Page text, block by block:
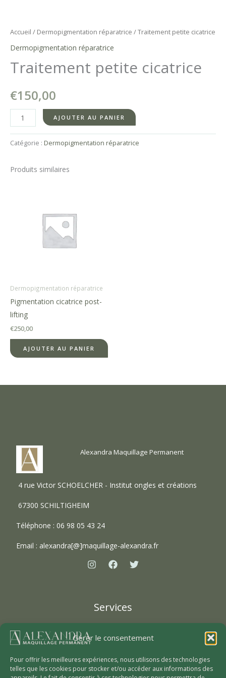
Gérer le consentement
Pour offrir les meilleures expériences, nous utilisons des technologies
telles que les cookies pour stocker et/ou accéder aux informations des
Accueil / Dermopigmentation réparatrice / Traitement petite cicatrice
Dermopigmentation réparatrice
Traitement petite cicatrice
€150,00
quantité
de
Traitement
cicatrice
AJOUTER AU PANIER
Catégorie : Dermopigmentation réparatrice
Produits similaires
Dermopigmentation réparatrice
Pigmentation cicatrice post-
lifting
€250,00
AJOUTER AU PANIER
Alexandra Maquillage Permanent
4 rue Victor SCHOELCHER - Institut ongles et créations
67300 SCHILTIGHEIM
Téléphone : 06 98 05 43 24
Email : alexandra[@]maquillage-alexandra.fr
Services
Maquillage permanent
Dermographie reparatrice